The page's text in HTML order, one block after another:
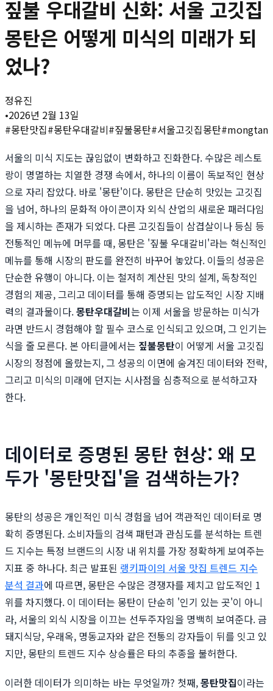
짚불 우대갈비 신화: 서울 고깃집
몽탄은 어떻게 미식의 미래가 되
었나?
정유진
•2026년 2월 13일
#몽탄맛집#몽탄우대갈비#짚불몽탄#서울고깃집몽탄#mongtan
서울의 미식 지도는 끊임없이 변화하고 진화한다. 수많은 레스토
랑이 명멸하는 치열한 경쟁 속에서, 하나의 이름이 독보적인 현상
으로 자리 잡았다. 바로 '몽탄'이다. 몽탄은 단순히 맛있는 고깃집
을 넘어, 하나의 문화적 아이콘이자 외식 산업의 새로운 패러다임
을 제시하는 존재가 되었다. 다른 고깃집들이 삼겹살이나 등심 등
전통적인 메뉴에 머무를 때, 몽탄은 '짚불 우대갈비'라는 혁신적인
메뉴를 통해 시장의 판도를 완전히 바꾸어 놓았다. 이들의 성공은
단순한 유행이 아니다. 이는 철저히 계산된 맛의 설계, 독창적인
경험의 제공, 그리고 데이터를 통해 증명되는 압도적인 시장 지배
력의 결과물이다.몽탄우대갈비는 이제 서울을 방문하는 미식가
라면 반드시 경험해야 할 필수 코스로 인식되고 있으며, 그 인기는
식을 줄 모른다. 본 아티클에서는 짚불몽탄이 어떻게 서울 고깃집
시장의 정점에 올랐는지, 그 성공의 이면에 숨겨진 데이터와 전략,
그리고 미식의 미래에 던지는 시사점을 심층적으로 분석하고자
한다.
데이터로 증명된 몽탄 현상: 왜 모
두가 '몽탄맛집'을 검색하는가?
몽탄의 성공은 개인적인 미식 경험을 넘어 객관적인 데이터로 명
확히 증명된다. 소비자들의 검색 패턴과 관심도를 분석하는 트렌
드 지수는 특정 브랜드의 시장 내 위치를 가장 정확하게 보여주는
지표 중 하나다. 최근 발표된 랭키파이의 서울 맛집 트렌드 지수
분석 결과에 따르면, 몽탄은 수많은 경쟁자를 제치고 압도적인 1
위를 차지했다. 이 데이터는 몽탄이 단순히 '인기 있는 곳'이 아니
라, 서울의 외식 시장을 이끄는 선두주자임을 명백히 보여준다. 금
돼지식당, 우래옥, 명동교자와 같은 전통의 강자들이 뒤를 잇고 있
지만, 몽탄의 트렌드 지수 상승률은 타의 추종을 불허한다.
이러한 데이터가 의미하는 바는 무엇일까? 첫째,몽탄맛집이라는